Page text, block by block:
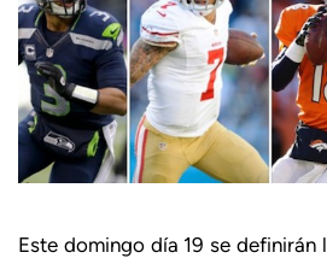
Este domingo día 19 se definirán